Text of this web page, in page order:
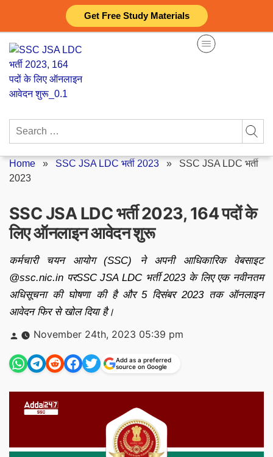
Get Free Study Materials
content
Search
Home » SSC JSA LDC भर्ती 2023 » SSC JSA LDC भर्ती
2023
SSC JSA LDC भर्ती 2023, 164 पदों के
लिए ऑनलाइन आवेदन शुरू
कर्मचारी चयन आयोग (SSC) ने अपनी आधिकारिक वेबसाइट
@ssc.nic.in परSSC JSA LDC भर्ती 2023 के लिए एक नवीनतम
अधिसूचना की घोषणा की है और 5 दिसंबर 2023 तक ऑनलाइन
आवेदन फिर से खोल दिया है।
Posted
by
November 24th, 2023 05:39 pm
Add as a preferred
source on Google